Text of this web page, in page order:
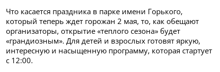
Что касается праздника в парке имени Горького,
который теперь ждет горожан 2 мая, то, как обещают
организаторы, открытие «теплого сезона» будет
«грандиозным». Для детей и взрослых готовят яркую,
интересную и насыщенную программу, которая стартует
с 12:00.